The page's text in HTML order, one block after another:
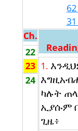
Ch.
22
23
24
1.
ካሉት
ኢያሱም
ጊዜ፥